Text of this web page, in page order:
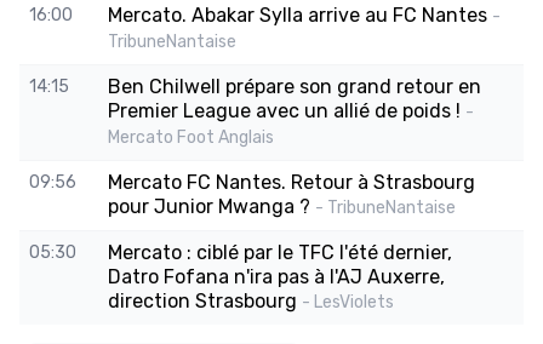
16:00 Mercato. Abakar Sylla arrive au FC Nantes -
TribuneNantaise
14:15
Ben Chilwell prépare son grand retour en
Premier League avec un allié de poids ! -
Mercato Foot Anglais
09:56
Mercato FC Nantes. Retour à Strasbourg
pour Junior Mwanga ? - TribuneNantaise
05:30
Mercato : ciblé par le TFC l'été dernier,
Datro Fofana n'ira pas à l'AJ Auxerre,
direction Strasbourg - LesViolets